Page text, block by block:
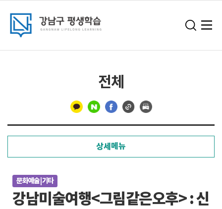
전체
상세메뉴
문화예술 | 기타
강남미술여행<그림같은오후> : 신